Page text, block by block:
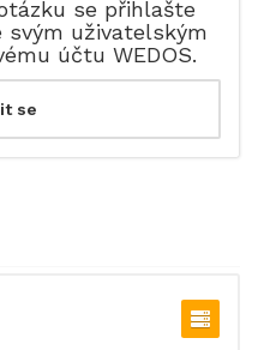
se přihlašte
uživatelským
účtu WEDOS.